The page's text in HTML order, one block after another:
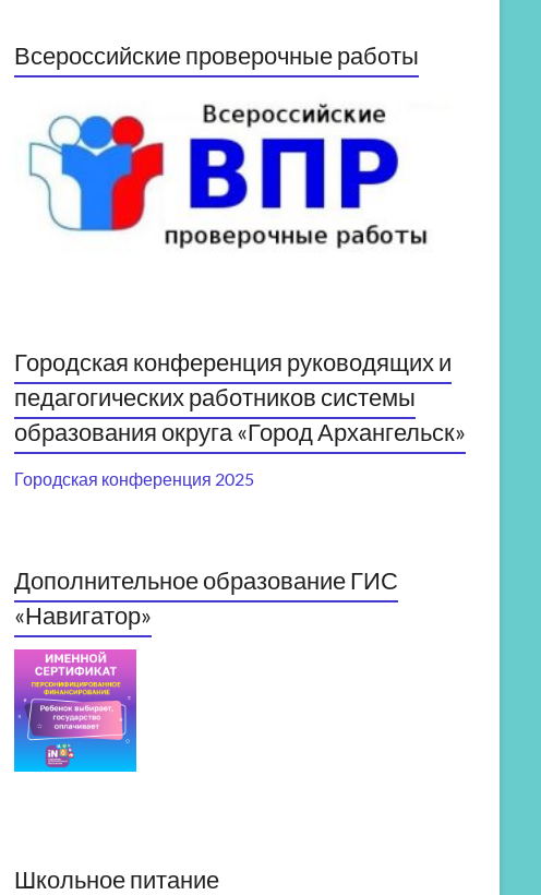
Всероссийские проверочные работы
Городская конференция руководящих и
педагогических работников системы
образования округа «Город Архангельск»
Городская конференция 2025
Дополнительное образование ГИС
«Навигатор»
Школьное питание